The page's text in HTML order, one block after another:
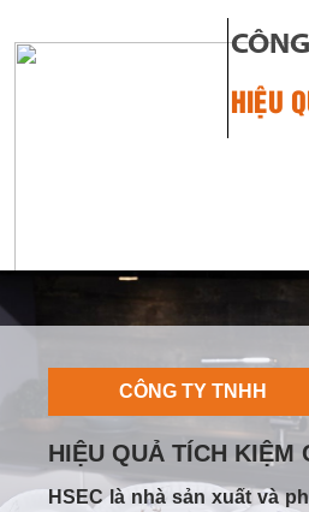
HIỆU
CÔNG TY TNHH
HIỆU QUẢ TÍCH KIỆM
HSEC là nhà sản xuất và